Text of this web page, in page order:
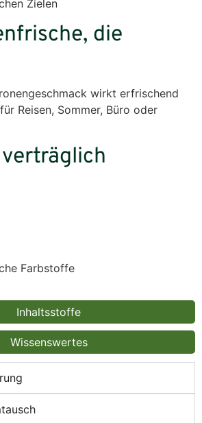
Inhaltsstoffe
Wissenswertes
Zielen
die
wirkt erfrischend
Reisen, Sommer, Büro oder
Farbstoffe